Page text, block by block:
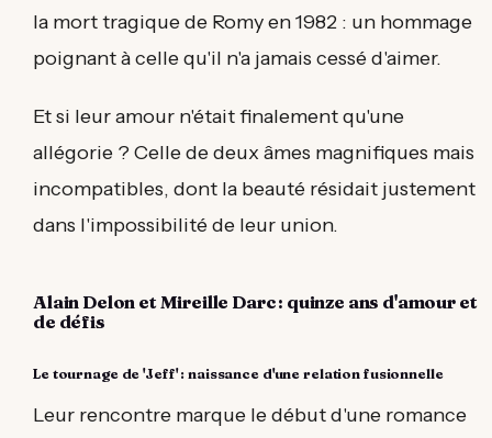
la mort tragique de Romy en 1982 : un hommage
poignant à celle qu'il n'a jamais cessé d'aimer.
Et si leur amour n'était finalement qu'une
allégorie ? Celle de deux âmes magnifiques mais
incompatibles, dont la beauté résidait justement
dans l'impossibilité de leur union.
Alain Delon et Mireille Darc : quinze ans d'amour et
de défis
Le tournage de 'Jeff' : naissance d'une relation fusionnelle
Leur rencontre marque le début d'une romance